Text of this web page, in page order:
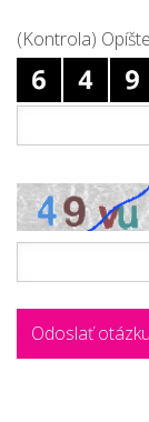
(Kontrola)